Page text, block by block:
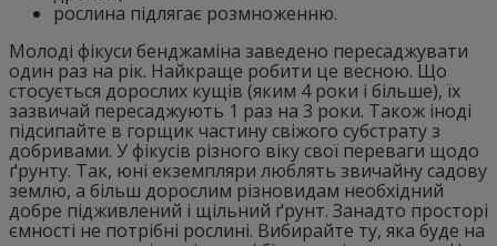
рослина підлягає розмноженню.
Молоді фікуси бенджаміна заведено пересаджувати
один раз на рік. Найкраще робити це весною. Що
стосується дорослих кущів (яким 4 роки і більше), їх
зазвичай пересаджують 1 раз на 3 роки. Також іноді
підсипайте в горщик частину свіжого субстрату з
добривами. У фікусів різного віку свої переваги щодо
ґрунту. Так, юні екземпляри люблять звичайну садову
землю, а більш дорослим різновидам необхідний
добре підживлений і щільний ґрунт. Занадто просторі
ємності не потрібні рослині. Вибирайте ту, яка буде на